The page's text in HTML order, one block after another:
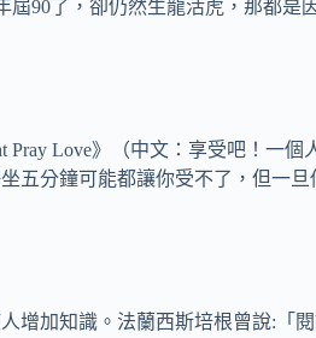
屆90了，卻仍然生龍活虎，那都是
Love》（中文：享受吧！一個
五分鐘可能都讓你受不了，但一
增加知識。法蘭西斯培根曾說:「